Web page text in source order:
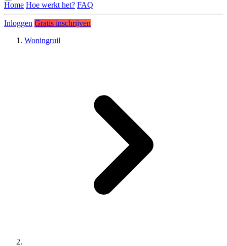
Home Hoe werkt het? FAQ
Inloggen Gratis inschrijven
Woningruil